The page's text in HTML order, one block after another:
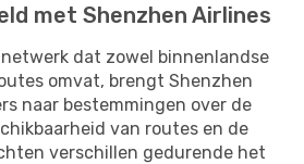
met Shenzhen Airlines
dat zowel binnenlandse
omvat, brengt Shenzhen
naar bestemmingen over de
van routes en de
verschillen gedurende het